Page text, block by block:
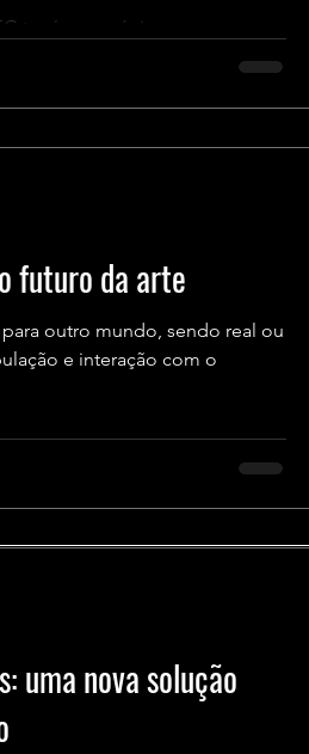
trará nos próximos meses.
futuro da arte
outro mundo, sendo real ou
e interação com o
uma nova solução